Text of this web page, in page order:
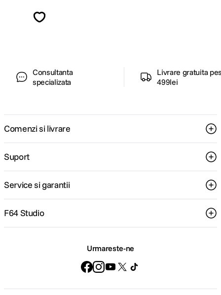
Consultanta
specializata
Livrare gratuita
499lei
Comenzi si livrare
Suport
Service si garantii
F64 Studio
Urmareste-ne